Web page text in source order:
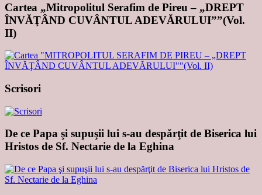
Cartea „Mitropolitul Serafim de Pireu – „DREPT
ÎNVĂŢÂND CUVÂNTUL ADEVĂRULUI””(Vol.
II)
Scrisori
De ce Papa şi supuşii lui s-au despărţit de Biserica lui
Hristos de Sf. Nectarie de la Eghina